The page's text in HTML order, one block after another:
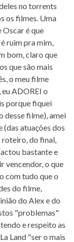
no torrents
os filmes. Uma
Oscar é que
ruim pra mim,
bom, claro que
que são mais
o meu filme
ADOREI o
porque fiquei
desse filme), amei
atuações dos
do final,
bastante e
vencendor, o que
com tudo que o
do filme,
do Alex e do
"problemas"
e respeito as
Land "ser o mais